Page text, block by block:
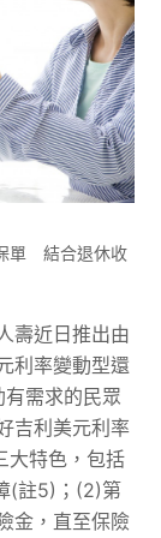
單 結合退休收
壽近日推出由
利率變動型還
需求的民眾
吉利美元利率
大特色，包括
(註5)；(2)第
金，直至保險